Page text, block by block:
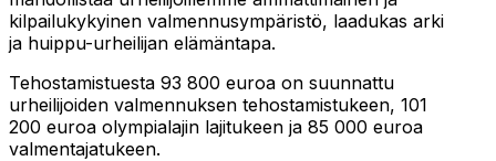
kilpailukykyinen valmennusympäristö, laadukas arki
ja huippu-urheilijan elämäntapa.
Tehostamistuesta 93 800 euroa on suunnattu
urheilijoiden valmennuksen tehostamistukeen, 101
200 euroa olympialajin lajitukeen ja 85 000 euroa
valmentajatukeen.